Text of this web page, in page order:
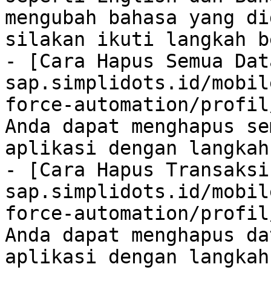
mengubah bahasa yang
silakan ikuti langkah
- [Cara Hapus Semua
sap.simplidots.id/
force-automation/profil/
Anda dapat menghapus
aplikasi dengan
- [Cara Hapus
sap.simplidots.id/
force-automation/
Anda dapat menghapus